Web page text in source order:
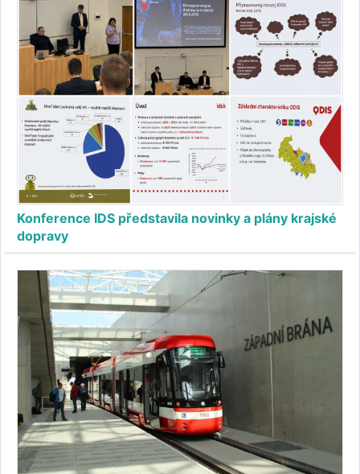
Konference IDS představila novinky a plány krajské
dopravy